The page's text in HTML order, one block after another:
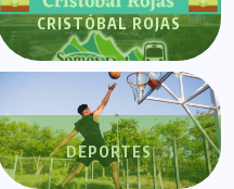
CRISTÓBAL ROJAS
DEPORTES